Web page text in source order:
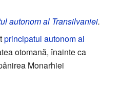
autonom al Transilvaniei.
principatul autonom al
otomană, înainte ca
Monarhiei